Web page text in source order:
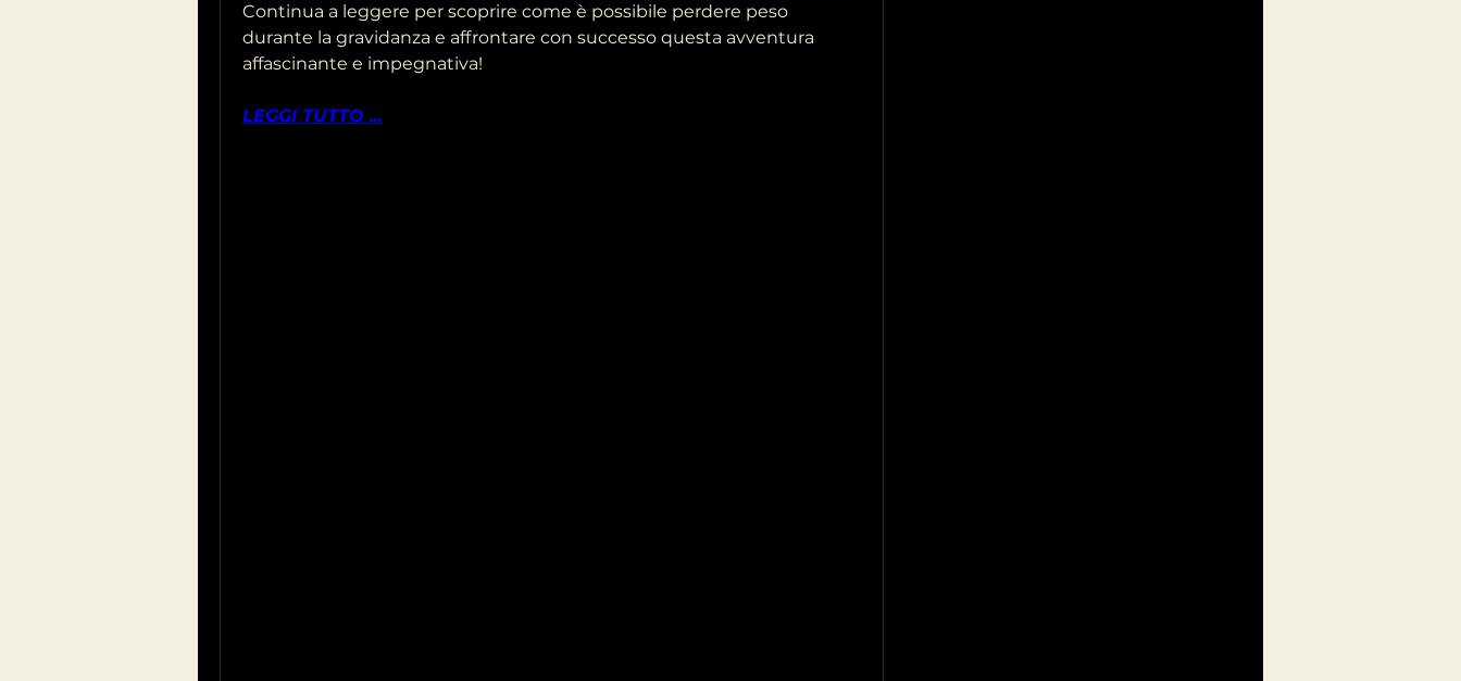
Continua a leggere per scoprire come è possibile perdere peso
durante la gravidanza e affrontare con successo questa avventura
affascinante e impegnativa!
LEGGI TUTTO ...